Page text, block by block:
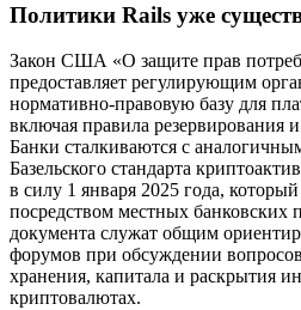
Политики Rails уже
Закон США «О защите прав
предоставляет регулирующим
нормативно-правовую базу для
включая правила резервирования
Банки сталкиваются с
Базельского стандарта
в силу 1 января 2025 года,
посредством местных банковских
документа служат общим
форумов при обсуждении
хранения, капитала и раскрытия
криптовалютах.